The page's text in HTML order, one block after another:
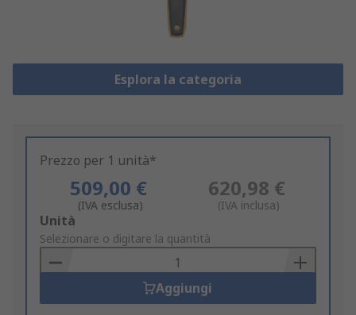
Esplora la categoria
Prezzo per 1 unità*
509,00 €
(IVA esclusa)
620,98 €
(IVA inclusa)
Add
to
Basket
Unità
Selezionare o digitare la quantità
Aggiungi